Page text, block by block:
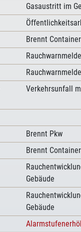
Gasaustritt im
Brennt
Verkehrsunfall
Brennt Pkw
Brennt
Gebäude
Gebäude